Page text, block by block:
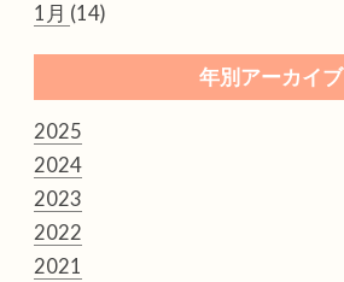
1月 (14)
年別アーカイブ
2025
2024
2023
2022
2021